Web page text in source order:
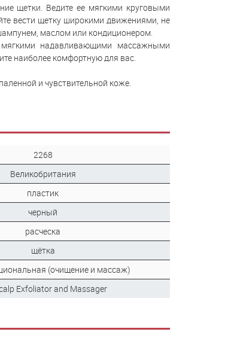
щетки. Ведите ее мягкими круговыми
вести щетку широкими движениями, не
маслом или кондиционером.
надавливающими массажными
наиболее комфортную для вас.
и чувствительной коже.
2268
Великобритания
пластик
черный
расческа
щётка
(очищение и массаж)
Exfoliator and Massager